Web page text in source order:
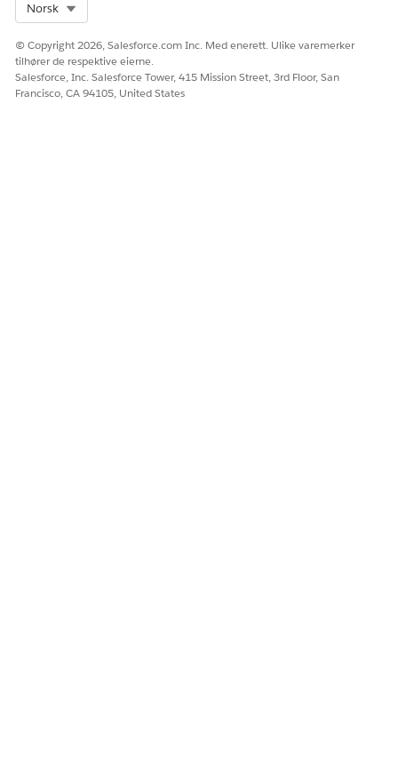
Norsk
© Copyright 2026, Salesforce.com Inc. Med enerett. Ulike varemerker
tilhører de respektive eierne.
Salesforce, Inc. Salesforce Tower, 415 Mission Street, 3rd Floor, San
Francisco, CA 94105, United States